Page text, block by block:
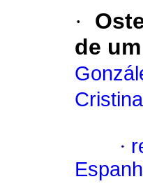
·
de
Cristina
·